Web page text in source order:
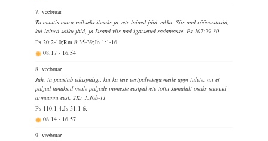
7. veebruar
Ta muutis maru vaikseks ilmaks ja vete lained jäid vakka. Siis nad rõõmustasid,
kui lained soiku jäid, ja Issand viis nad igatsetud sadamasse. Ps 107:29-30
Ps 20:2-10;Rm 8:35-39;Jn 1:1-16
08.17- 16.54
8. veebruar
Jah, ta päästab edaspidigi, kui ka teie eestpalvetega meile appi tulete, nii et
paljud tänaksid meile paljude inimeste eestpalvete tõttu Jumalalt osaks saanud
armuanni eest. 2Kr 1:10b-11
Ps 110:1-4;Js 51:1-6;
08.14- 16.57
9. veebruar